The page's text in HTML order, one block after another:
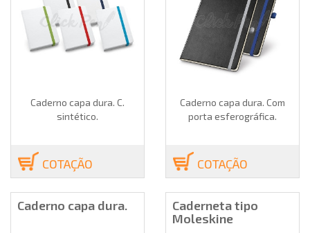
Caderno capa dura. C.
sintético.
COTAÇÃO
Caderno capa dura. Com
porta esferográfica.
COTAÇÃO
Caderno capa dura.
Caderneta tipo
Moleskine